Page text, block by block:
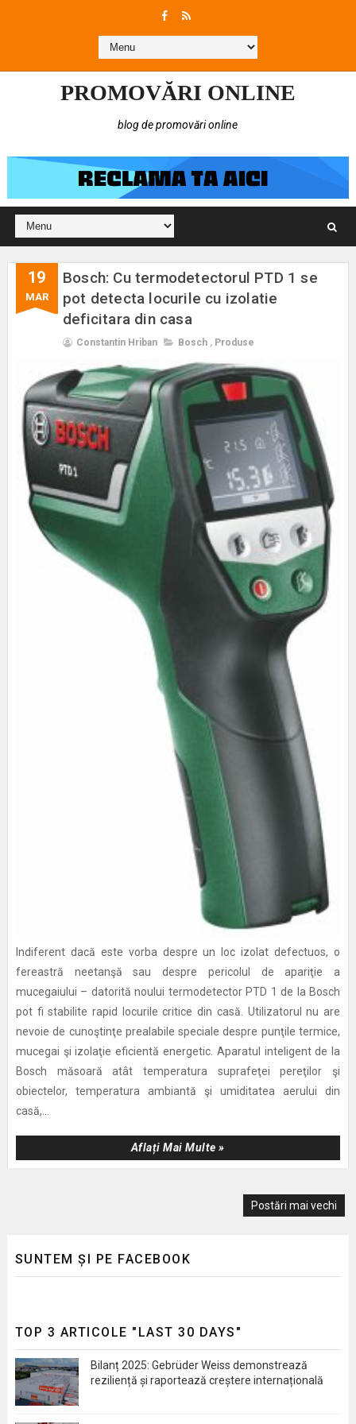
PROMOVĂRI ONLINE
blog de promovări online
19
MAR
Bosch: Cu termodetectorul PTD 1 se
pot detecta locurile cu izolatie
deficitara din casa
Constantin Hriban Bosch , Produse
Indiferent dacă este vorba despre un loc izolat defectuos, o
fereastră neetanşă sau despre pericolul de apariţie a
mucegaiului – datorită noului termodetector PTD 1 de la Bosch
pot fi stabilite rapid locurile critice din casă. Utilizatorul nu are
nevoie de cunoştinţe prealabile speciale despre punţile termice,
mucegai şi izolaţie eficientă energetic. Aparatul inteligent de la
Bosch măsoară atât temperatura suprafeţei pereţilor şi
obiectelor, temperatura ambiantă şi umiditatea aerului din
casă,...
Aflați Mai Multe »
Postări mai vechi
SUNTEM ȘI PE FACEBOOK
TOP 3 ARTICOLE "LAST 30 DAYS"
Bilanț 2025: Gebrüder Weiss demonstrează
reziliență și raportează creștere internațională